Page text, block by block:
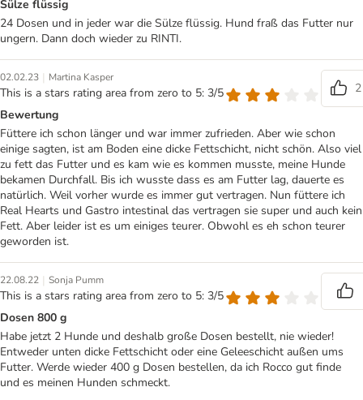
Sülze flüssig
24 Dosen und in jeder war die Sülze flüssig. Hund fraß das Futter nur
ungern. Dann doch wieder zu RINTI.
02.02.23 | Martina Kasper
This is a stars rating area from zero to 5: 3/5
2
Bewertung
Füttere ich schon länger und war immer zufrieden. Aber wie schon
einige sagten, ist am Boden eine dicke Fettschicht, nicht schön. Also viel
zu fett das Futter und es kam wie es kommen musste, meine Hunde
bekamen Durchfall. Bis ich wusste dass es am Futter lag, dauerte es
natürlich. Weil vorher wurde es immer gut vertragen. Nun füttere ich
Real Hearts und Gastro intestinal das vertragen sie super und auch kein
Fett. Aber leider ist es um einiges teurer. Obwohl es eh schon teurer
geworden ist.
22.08.22 | Sonja Pumm
This is a stars rating area from zero to 5: 3/5
Dosen 800 g
Habe jetzt 2 Hunde und deshalb große Dosen bestellt, nie wieder!
Entweder unten dicke Fettschicht oder eine Geleeschicht außen ums
Futter. Werde wieder 400 g Dosen bestellen, da ich Rocco gut finde
und es meinen Hunden schmeckt.